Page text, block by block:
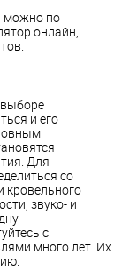
можно по
онлайн,
и его
Для
со
кровельного
звуко- и
с
много лет. Их